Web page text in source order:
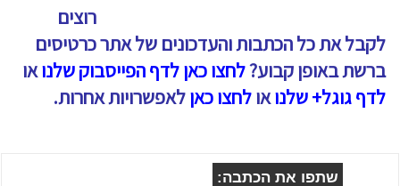
רוצים
לקבל את כל הכתבות והעדכונים של אתר כרטיסים
ברשת באופן קבוע?לחצו כאן לדף הפייסבוק שלנואו
לדף גוגל+ שלנואולחצו כאןלאפשרויות אחרות.
שתפו את הכתבה: